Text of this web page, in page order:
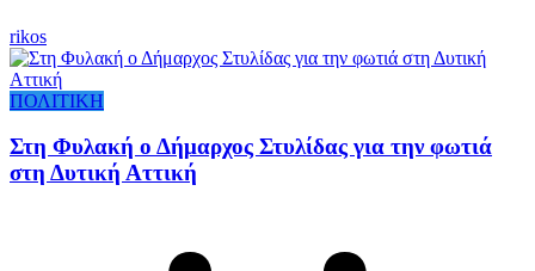
rikos
ΠΟΛΙΤΙΚΗ
Στη Φυλακή ο Δήμαρχος Στυλίδας για την φωτιά
στη Δυτική Αττική